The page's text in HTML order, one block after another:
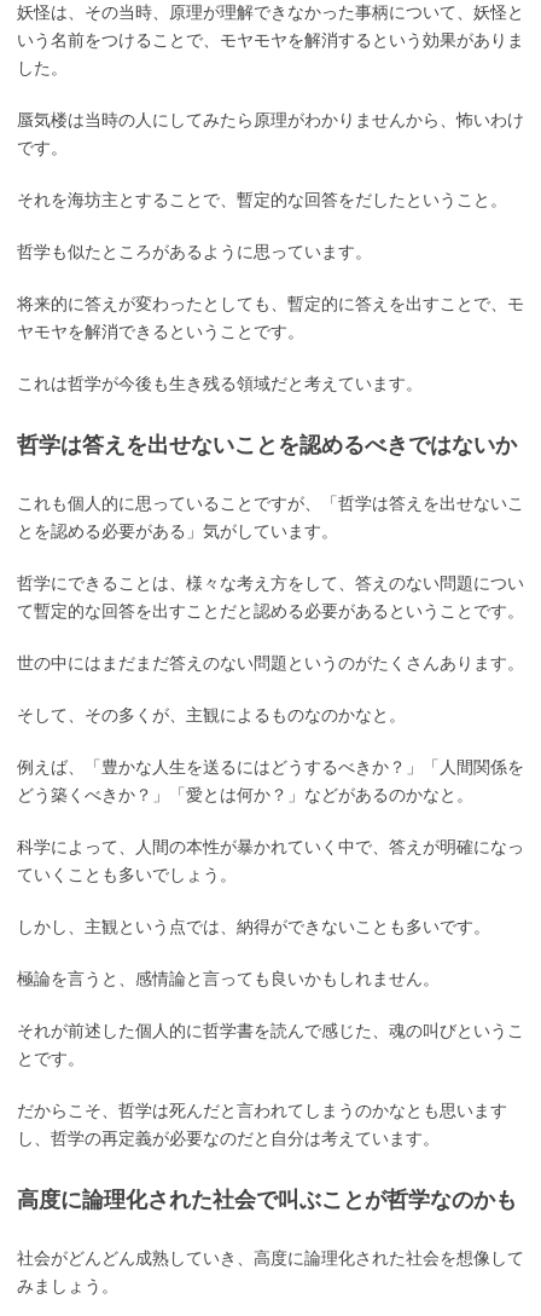
妖怪は、その当時、原理が理解できなかった事柄について、妖怪と
いう名前をつけることで、モヤモヤを解消するという効果がありま
した。
蜃気楼は当時の人にしてみたら原理がわかりませんから、怖いわけ
です。
それを海坊主とすることで、暫定的な回答をだしたということ。
哲学も似たところがあるように思っています。
将来的に答えが変わったとしても、暫定的に答えを出すことで、モ
ヤモヤを解消できるということです。
これは哲学が今後も生き残る領域だと考えています。
哲学は答えを出せないことを認めるべきではないか
これも個人的に思っていることですが、「哲学は答えを出せないこ
とを認める必要がある」気がしています。
哲学にできることは、様々な考え方をして、答えのない問題につい
て暫定的な回答を出すことだと認める必要があるということです。
世の中にはまだまだ答えのない問題というのがたくさんあります。
そして、その多くが、主観によるものなのかなと。
例えば、「豊かな人生を送るにはどうするべきか？」「人間関係を
どう築くべきか？」「愛とは何か？」などがあるのかなと。
科学によって、人間の本性が暴かれていく中で、答えが明確になっ
ていくことも多いでしょう。
しかし、主観という点では、納得ができないことも多いです。
極論を言うと、感情論と言っても良いかもしれません。
それが前述した個人的に哲学書を読んで感じた、魂の叫びというこ
とです。
だからこそ、哲学は死んだと言われてしまうのかなとも思います
し、哲学の再定義が必要なのだと自分は考えています。
高度に論理化された社会で叫ぶことが哲学なのかも
社会がどんどん成熟していき、高度に論理化された社会を想像して
みましょう。